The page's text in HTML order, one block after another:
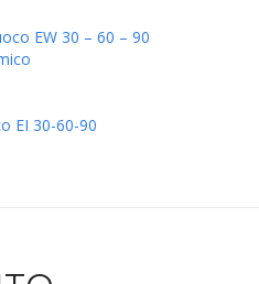
EW 30 – 60 – 90
EI 30-60-90